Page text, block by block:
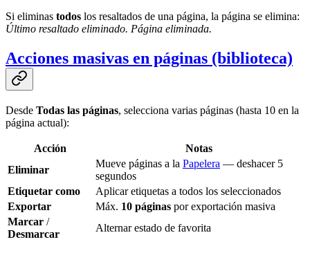
Si eliminas todos los resaltados de una página, la página se elimina:
Último resaltado eliminado. Página eliminada.
Acciones masivas en páginas (biblioteca)
Desde Todas las páginas, selecciona varias páginas (hasta 10 en la
página actual):
Acción
Notas
Eliminar
Mueve páginas a la Papelera — deshacer 5
segundos
Etiquetar como
Aplicar etiquetas a todos los seleccionados
Exportar
Máx. 10 páginas por exportación masiva
Marcar /
Desmarcar
Alternar estado de favorita